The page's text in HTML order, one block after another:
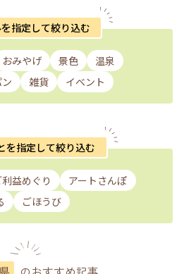
指定して絞り込む
おみやげ 景色
温泉
雑貨 イベント
を指定して絞り込む
利益めぐり
アートさんぽ
ごほうび